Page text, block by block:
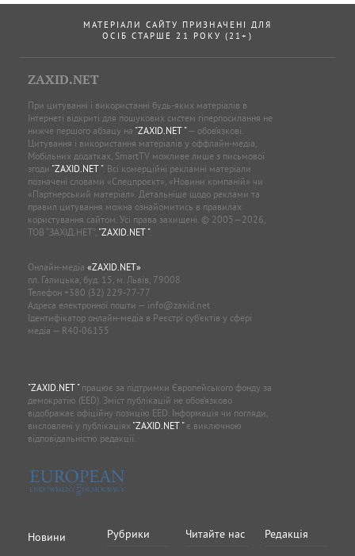
ОСІБ СТАРШЕ 21 РОКУ (21+)
Інтернеті відкриті для пошукових систем гіперпосилання не
нижче першого абзацу на"ZAXID.NET "— обов’язкові.
Цитування і використання матеріалів у оффлайн-медіа,
Мобільних додатках, SmartTV можливе лише з письмової
згоди"ZAXID.NET ". Всі комерційні рекламні матеріали
позначені словами «Спецпроєкт», «Новини компаній» чи
«Партнерський матеріал». Детальніше щодо реклами та
правил цитування можна ознайомитись в правилах
користування сайтом. Усі права захищені. © 2005—2026,
ТОВ “ЗАХІД.НЕТ”,"ZAXID.NET ".
пл. Галицька, буд. 15, м. Львів, 79008
Телефон +380 (32) 229-77-77
Адреса електронної пошти —info@zaxid.net
Ідентифікатор онлайн-медіа в Реєстрі суб'єктів у сфері
медіа — R40-06155
демократію (EED). Зміст публікацій не обов’язково
відображає офіційну позицію EED. Інформація чи погляди,
висловлені у публікаціях"ZAXID.NET "є виключною
відповідальністю редакції.